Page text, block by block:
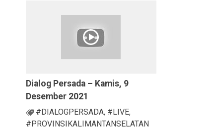
Dialog Persada – Kamis, 9
Desember 2021
#DIALOGPERSADA, #LIVE,
#PROVINSIKALIMANTANSELATAN